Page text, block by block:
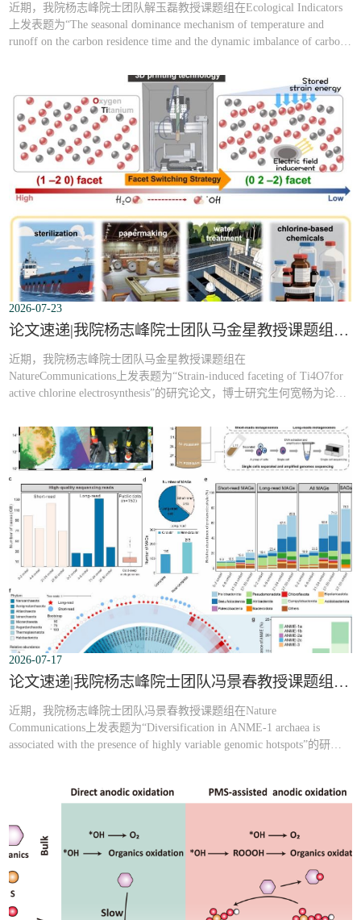
近期，我院杨志峰院士团队解玉磊教授课题组在Ecological Indicators
上发表题为“The seasonal dominance mechanism of temperature and
runoff on the carbon residence time and the dynamic imbalance of carbon
者，我院博士生王冰一为论文第一作者。【中文摘要】：碳滞留时间
（CRT）是决定生态系统碳汇功能的核心因素，用于衡量有机碳被生
态系统吸收后...
2026-07-23
论文速递|我院杨志峰院士团队马金星教授课题组在Nature Communications发表最新研究成果
近期，我院杨志峰院士团队马金星教授课题组在
NatureCommunications上发表题为“Strain-induced faceting of Ti4O7for
active chlorine electrosynthesis”的研究论文，博士研究生何宽畅为论文
学品合成等领域，传统贵金属析氯阳极由于成本较高、资源依赖性
强，限制了其大规模应用。非贵金属亚氧化钛（Ti4O7）导电性好、
耐腐蚀、析氧电位较高，是潜在替代材料，但其...
2026-07-17
论文速递|我院杨志峰院士团队冯景春教授课题组最新研究成果：揭示冷泉ANME-1古菌基因组热点驱动微生物多样化演化机制
近期，我院杨志峰院士团队冯景春教授课题组在Nature
Communications上发表题为“Diversification in ANME-1 archaea is
associated with the presence of highly variable genomic hotspots”的研究
物，但由于长期无法实现纯培养，其物种形成和演化机制一直缺乏深